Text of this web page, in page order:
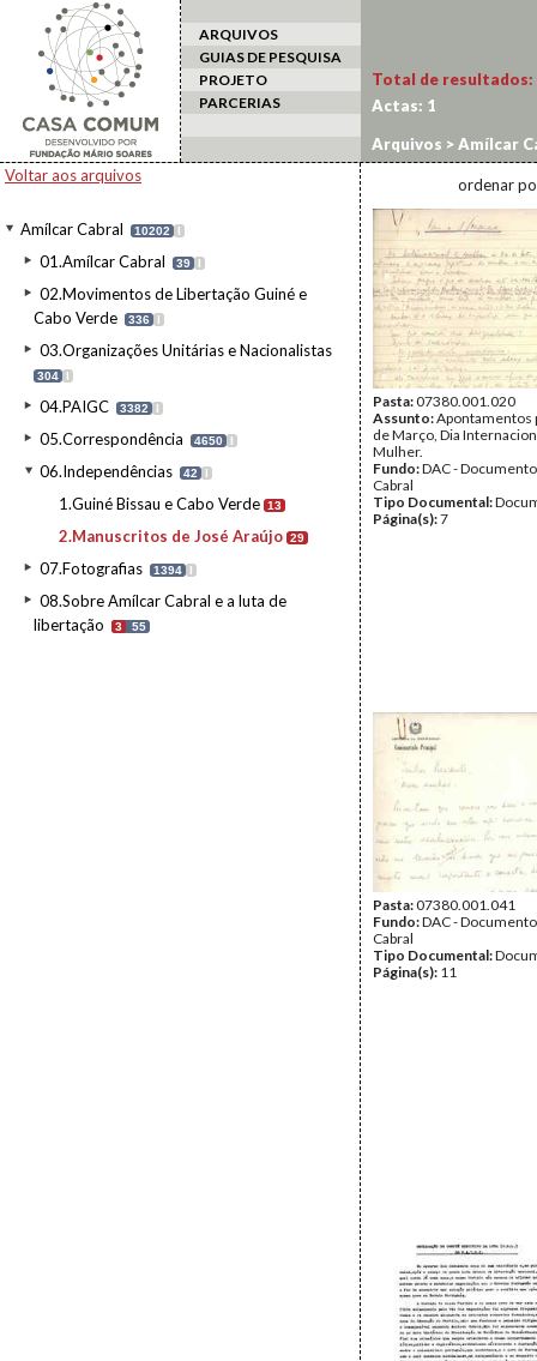
ARQUIVOS
GUIAS DE PESQUISA
PROJETO
PARCERIAS
Voltar aos arquivos
Amílcar Cabral 10202 I
01.Amílcar Cabral 39 I
02.Movimentos de Libertação Guiné e
Cabo Verde
336 I
03.Organizações Unitárias e Nacionalistas
304 I
04.PAIGC 3382 I
05.Correspondência 4650 I
06.Independências 42 I
1.Guiné Bissau e Cabo Verde 13
2.Manuscritos de José Araújo 29
07.Fotografias 1394 I
08.Sobre Amílcar Cabral e a luta de
libertação
3 55
Total de resultados:
Actas: 1
Arquivos >Amílcar
ordenar
Pasta:07380.001.020
Assunto:Apontamentos
de Março, Dia
Mulher.
Fundo:DAC -
Cabral
Tipo Documental:
Página(s):7
Pasta:07380.001.041
Fundo:DAC -
Cabral
Tipo Documental:
Página(s): 11